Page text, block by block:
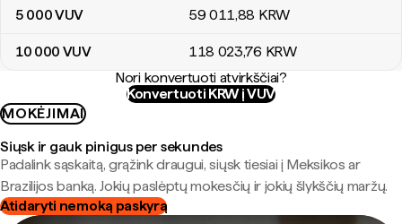
5 000VUV 59 011,88 KRW
10 000 VUV 118 023,76 KRW
Nori konvertuoti atvirkščiai?
Konvertuoti KRW į VUV
MOKĖJIMAI
Siųsk ir gauk pinigus per sekundes
Padalink sąskaitą, grąžink draugui, siųsk tiesiai į Meksikos ar
Brazilijos banką. Jokių paslėptų mokesčių ir jokių šlykščių maržų.
Atidaryti nemoką paskyrą